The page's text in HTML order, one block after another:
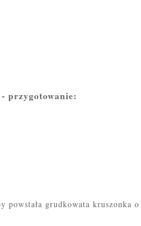
przygotowanie:
powstała grudkowata kruszonka o